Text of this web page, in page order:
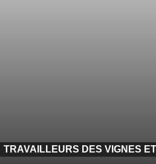
TRAVAILLEURS DES VIGNES